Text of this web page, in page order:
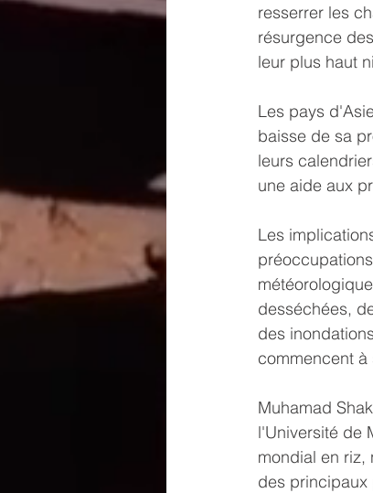
resserrer les
résurgence
leur plus haut
Les pays
baisse de sa
leurs
une aide aux
Les
desséchées,
des
commencent à
Muhamad
l'Université de
mondial en riz,
des principaux